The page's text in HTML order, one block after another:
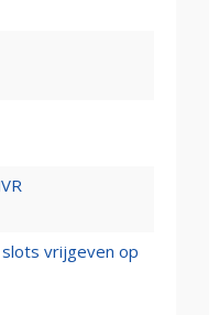
vrijgeven op